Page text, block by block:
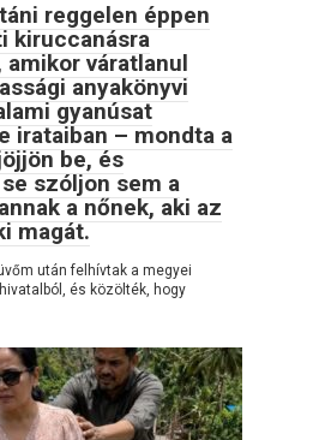
reggelen éppen
kiruccanásra
váratlanul
anyakönyvi
gyanúsat
irataiban – mondta a
be, és
szóljon sem a
a nőnek, aki az
magát.
után felhívtak a megyei
és közölték, hogy